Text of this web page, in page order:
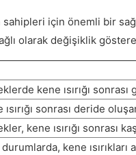
sahipleri için önemli bir
olarak değişiklik
kene ısırığı
ısırığı sonrası deride
kene ısırığı sonrası
durumlarda, kene